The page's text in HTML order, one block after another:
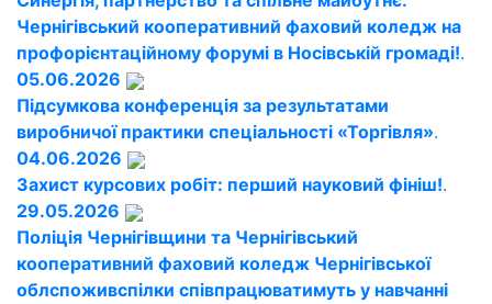
Чернігівський кооперативний фаховий коледж на
профорієнтаційному форумі в Носівській громаді!.
05.06.2026
Підсумкова конференція за результатами
виробничої практики спеціальності «Торгівля».
04.06.2026
Захист курсових робіт: перший науковий фініш!.
29.05.2026
Поліція Чернігівщини та Чернігівський
кооперативний фаховий коледж Чернігівської
облспоживспілки співпрацюватимуть у навчанні